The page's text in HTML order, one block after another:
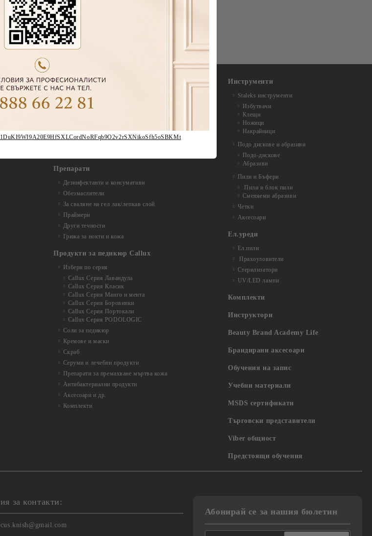
лв.
Декорации
Blooming gel
Slime gel
Витражни-Vitrage Gel paint
Брокати, Фолиа и др.
Препарати
Дезинфектанти и консумативи
Обезмаслители
За сваляне на гел лак/лепкав слой
Праймери
Други течности
Грижа за нокти и кожа
Продукти за педикюр Callux
Избери по серия
Callux Серия Лавандула
Callux Серия Класик
Callux Серия Манго и мента
Callux Серия Боровинки
Callux Серия Портокали
Callux Серия PODOLOGIC
Соли за педикюр
Кремове и маски
Скраб
Серуми и лечебни продукти
Препарати за премахване мъртва кожа
Антибактериални продукти
Аксесоари и др.
Комплекти
Инструменти
Staleks инструменти
Избутвачи
Клещи
Ножици
Накрайници
Подо дискове и абразиви
Подо-дискове
Абразиви
Пили и Бъфери
Пили и блок пили
Сменяеми абразиви
Четки
Аксесоари
Ел.уреди
Ел.пили
Прахоуловители
Стерилизатори
UV/LED лампи
Комплекти
Инструктори
Beauty Brand Academy Life
Брандирани аксесоари
Обучения на запис
Учебни материали
MSDS сертификати
Търговски представители
Viber общност
Предстоящи обучения
за контакти:
Абонирай се за нашия бюлетин